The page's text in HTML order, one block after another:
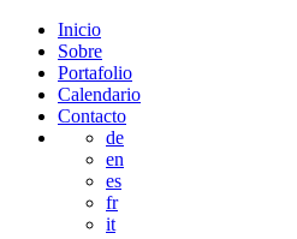
Inicio
Sobre
Portafolio
Calendario
Contacto
de
en
es
fr
it